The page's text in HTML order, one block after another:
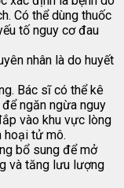
Có thể dùng thuốc
tố nguy cơ đau
nhân là do huyết
Bác sĩ có thể kê
ngăn ngừa nguy
vào khu vực lòng
hoại tử mô.
bổ sung để mở
và tăng lưu lượng